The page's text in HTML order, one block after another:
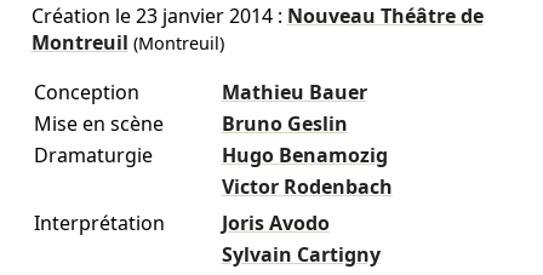
Création le23 janvier 2014: Nouveau Théâtre de
Montreuil (Montreuil)
Conception
Mathieu Bauer
Mise en scène
Bruno Geslin
Dramaturgie
Hugo Benamozig
Victor Rodenbach
Interprétation
Joris Avodo
Sylvain Cartigny